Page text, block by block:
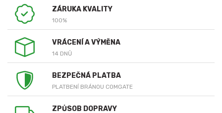
ZÁRUKA KVALITY
100%
VRÁCENÍ A VÝMĚNA
14 DNŮ
BEZPEČNÁ PLATBA
PLATBENÍ BRÁNOU COMGATE
ZPŮSOB DOPRAVY